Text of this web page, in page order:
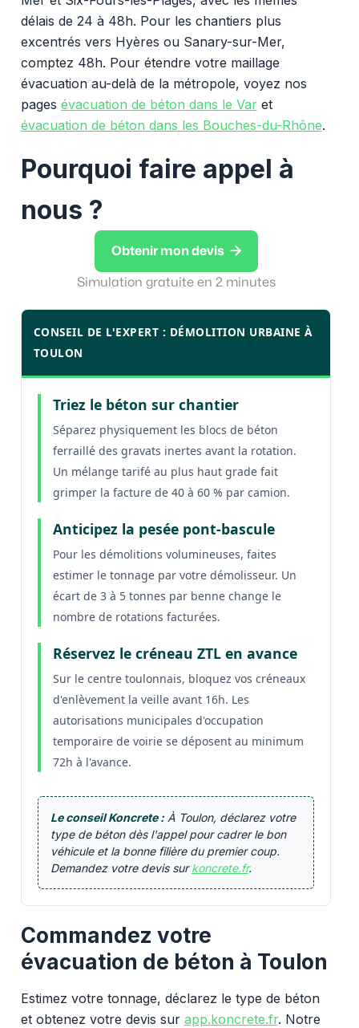
délais de 24 à 48h. Pour les chantiers plus
excentrés vers Hyères ou Sanary-sur-Mer,
comptez 48h. Pour étendre votre maillage
évacuation au-delà de la métropole, voyez nos
pages évacuation de béton dans le Varet
évacuation de béton dans les Bouches-du-Rhône.
Pourquoi faire appel à
nous ?
Obtenir mon devis 
Simulation gratuite en 2 minutes
CONSEIL DE L'EXPERT : DÉMOLITION URBAINE À
TOULON
Triez le béton sur chantier
Séparez physiquement les blocs de béton
ferraillé des gravats inertes avant la rotation.
Un mélange tarifé au plus haut grade fait
grimper la facture de 40 à 60 % par camion.
Anticipez la pesée pont-bascule
Pour les démolitions volumineuses, faites
estimer le tonnage par votre démolisseur. Un
écart de 3 à 5 tonnes par benne change le
nombre de rotations facturées.
Réservez le créneau ZTL en avance
Sur le centre toulonnais, bloquez vos créneaux
d'enlèvement la veille avant 16h. Les
autorisations municipales d'occupation
temporaire de voirie se déposent au minimum
72h à l'avance.
Le conseil Koncrete :À Toulon, déclarez votre
type de béton dès l'appel pour cadrer le bon
véhicule et la bonne filière du premier coup.
Demandez votre devis surkoncrete.fr.
Commandez votre
évacuation de béton à Toulon
Estimez votre tonnage, déclarez le type de béton
et obtenez votre devis sur app.koncrete.fr. Notre